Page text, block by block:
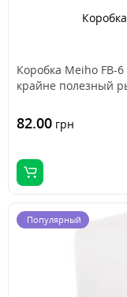
Коробка Meiho FB-
крайне полезный
82.00 грн
Популярный